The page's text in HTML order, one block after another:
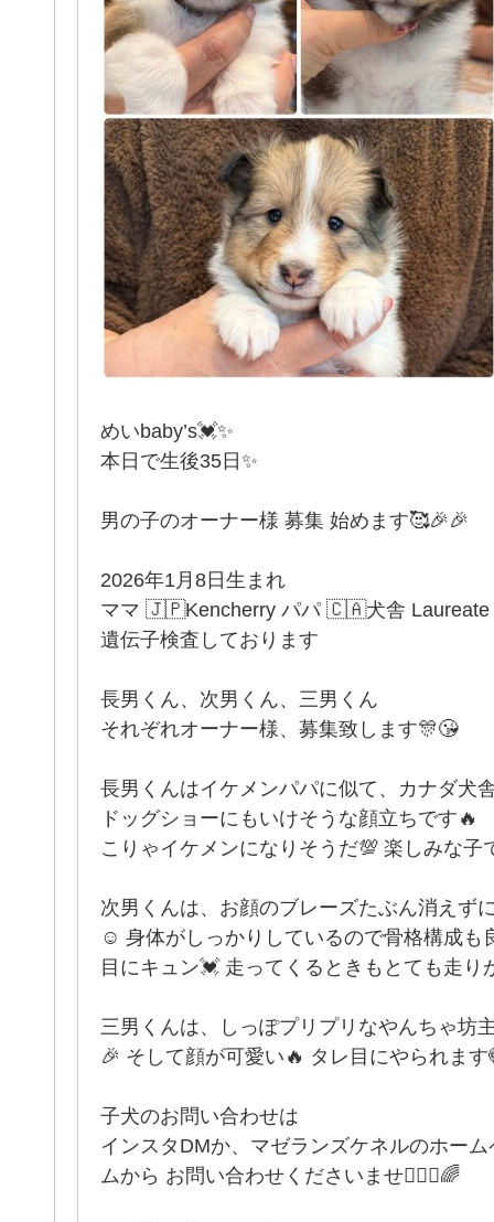
めいbaby’s💓✨
本日で生後35日✨
男の子のオーナー様 募集 始めます🥰🎉🎉
2026年1月8日生まれ
ママ 🇯🇵Kencherry パパ 🇨🇦犬舎 Laureate
遺伝子検査しております
長男くん、次男くん、三男くん
それぞれオーナー様、募集致します🎊😘
長男くんはイケメンパパに似て、カナダ犬
ドッグショーにもいけそうな顔立ちです🔥
こりゃイケメンになりそうだ💯 楽しみな子
次男くんは、お顔のブレーズたぶん消えず
☺️ 身体がしっかりしているので骨格構成も
目にキュン💓 走ってくるときもとても走り
三男くんは、しっぽプリプリなやんちゃ坊
🎉 そして顔が可愛い🔥 タレ目にやられま
子犬のお問い合わせは
インスタDMか、マゼランズケネルのホー
ムから お問い合わせくださいませ🙋🏻‍♀️🌈